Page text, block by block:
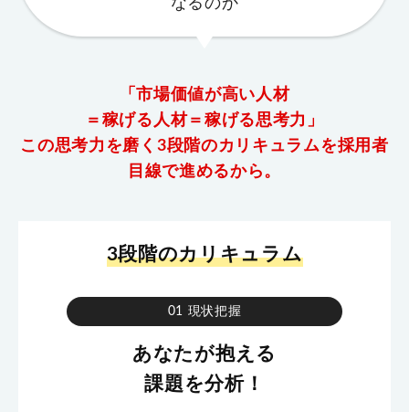
なるのか
「市場価値が高い人材
＝稼げる人材＝稼げる思考力」
この思考力を磨く3段階のカリキュラムを採用者
目線で進めるから。
3段階のカリキュラム
01 現状把握
あなたが抱える
課題を分析！